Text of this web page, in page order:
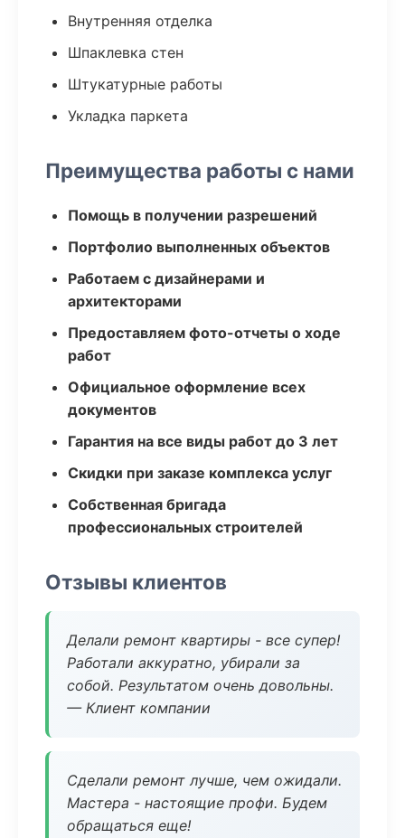
Внутренняя отделка
Шпаклевка стен
Штукатурные работы
Укладка паркета
Преимущества работы с нами
Помощь в получении разрешений
Портфолио выполненных объектов
Работаем с дизайнерами и
архитекторами
Предоставляем фото-отчеты о ходе
работ
Официальное оформление всех
документов
Гарантия на все виды работ до 3 лет
Скидки при заказе комплекса услуг
Собственная бригада
профессиональных строителей
Отзывы клиентов
Делали ремонт квартиры - все супер!
Работали аккуратно, убирали за
собой. Результатом очень довольны.
— Клиент компании
Сделали ремонт лучше, чем ожидали.
Мастера - настоящие профи. Будем
обращаться еще!